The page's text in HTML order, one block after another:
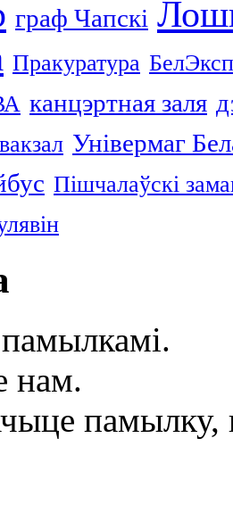
граф Чапскі
Пракуратура
канцэртная заля
Універмаг
Пішчалаўскі
нам.
памылку,